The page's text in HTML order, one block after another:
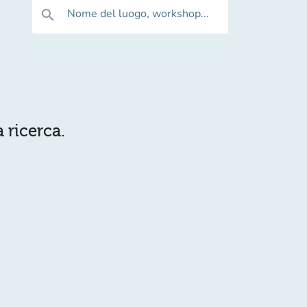
search Nome del luogo, workshop...
ricerca.